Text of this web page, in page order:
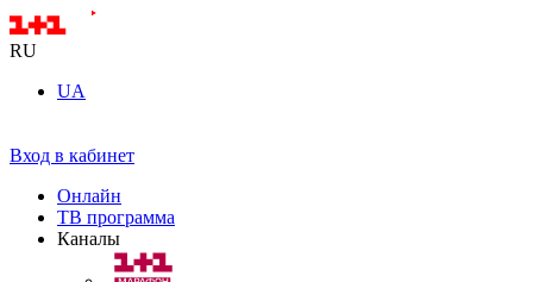
RU
UA
Вход в кабинет
Онлайн
ТВ программа
Каналы